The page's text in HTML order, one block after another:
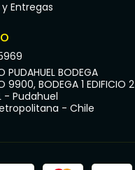
Entregas
PUDAHUEL BODEGA
9900, BODEGA 1 EDIFICIO 2
- Pudahuel
- Chile